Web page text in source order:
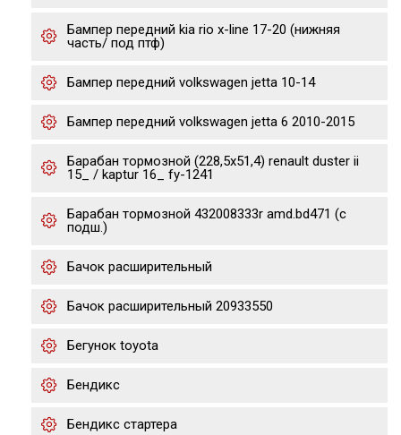
Бампер передний kia rio x-line 17-20 (нижняя
часть/ под птф)
Бампер передний volkswagen jetta 10-14
Бампер передний volkswagen jetta 6 2010-2015
Барабан тормозной (228,5x51,4) renault duster ii
15_ / kaptur 16_ fy-1241
Барабан тормозной 432008333r amd.bd471 (с
подш.)
Бачок расширительный
Бачок расширительный 20933550
Бегунок toyota
Бендикс
Бендикс стартера